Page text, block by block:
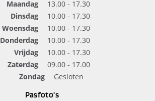
Maandag
13.00 - 17.30
Dinsdag
10.00 - 17.30
Woensdag
10.00 - 17.30
Donderdag
10.00 - 17.30
Vrijdag
10.00 - 17.30
Zaterdag
09.00 - 17.00
Zondag
Gesloten
Pasfoto's